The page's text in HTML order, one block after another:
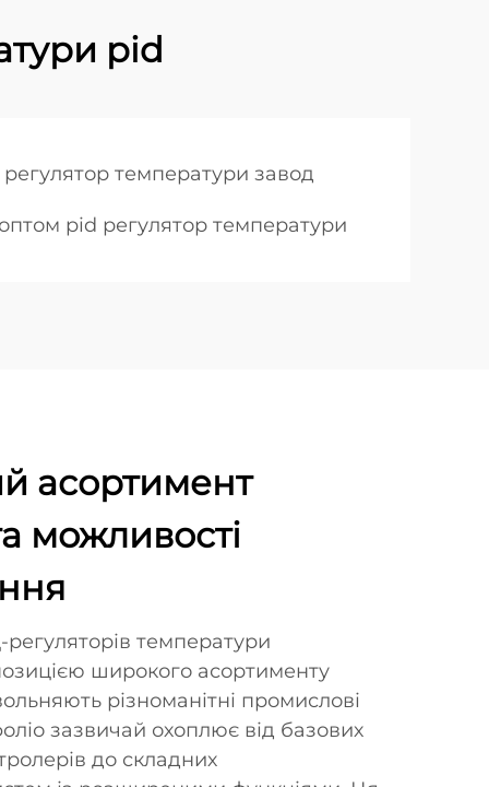
pid
температури завод
pid регулятор температури
асортимент
можливості
температури
широкого асортименту
різноманітні промислові
зазвичай охоплює від базових
до складних